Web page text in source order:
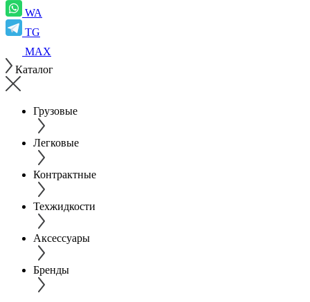
WA
TG
MAX
Каталог
Грузовые
Легковые
Контрактные
Техжидкости
Аксессуары
Бренды